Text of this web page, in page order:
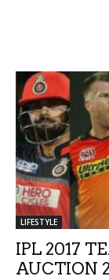
LIFESTYLE
IPL 2017
AUCTION